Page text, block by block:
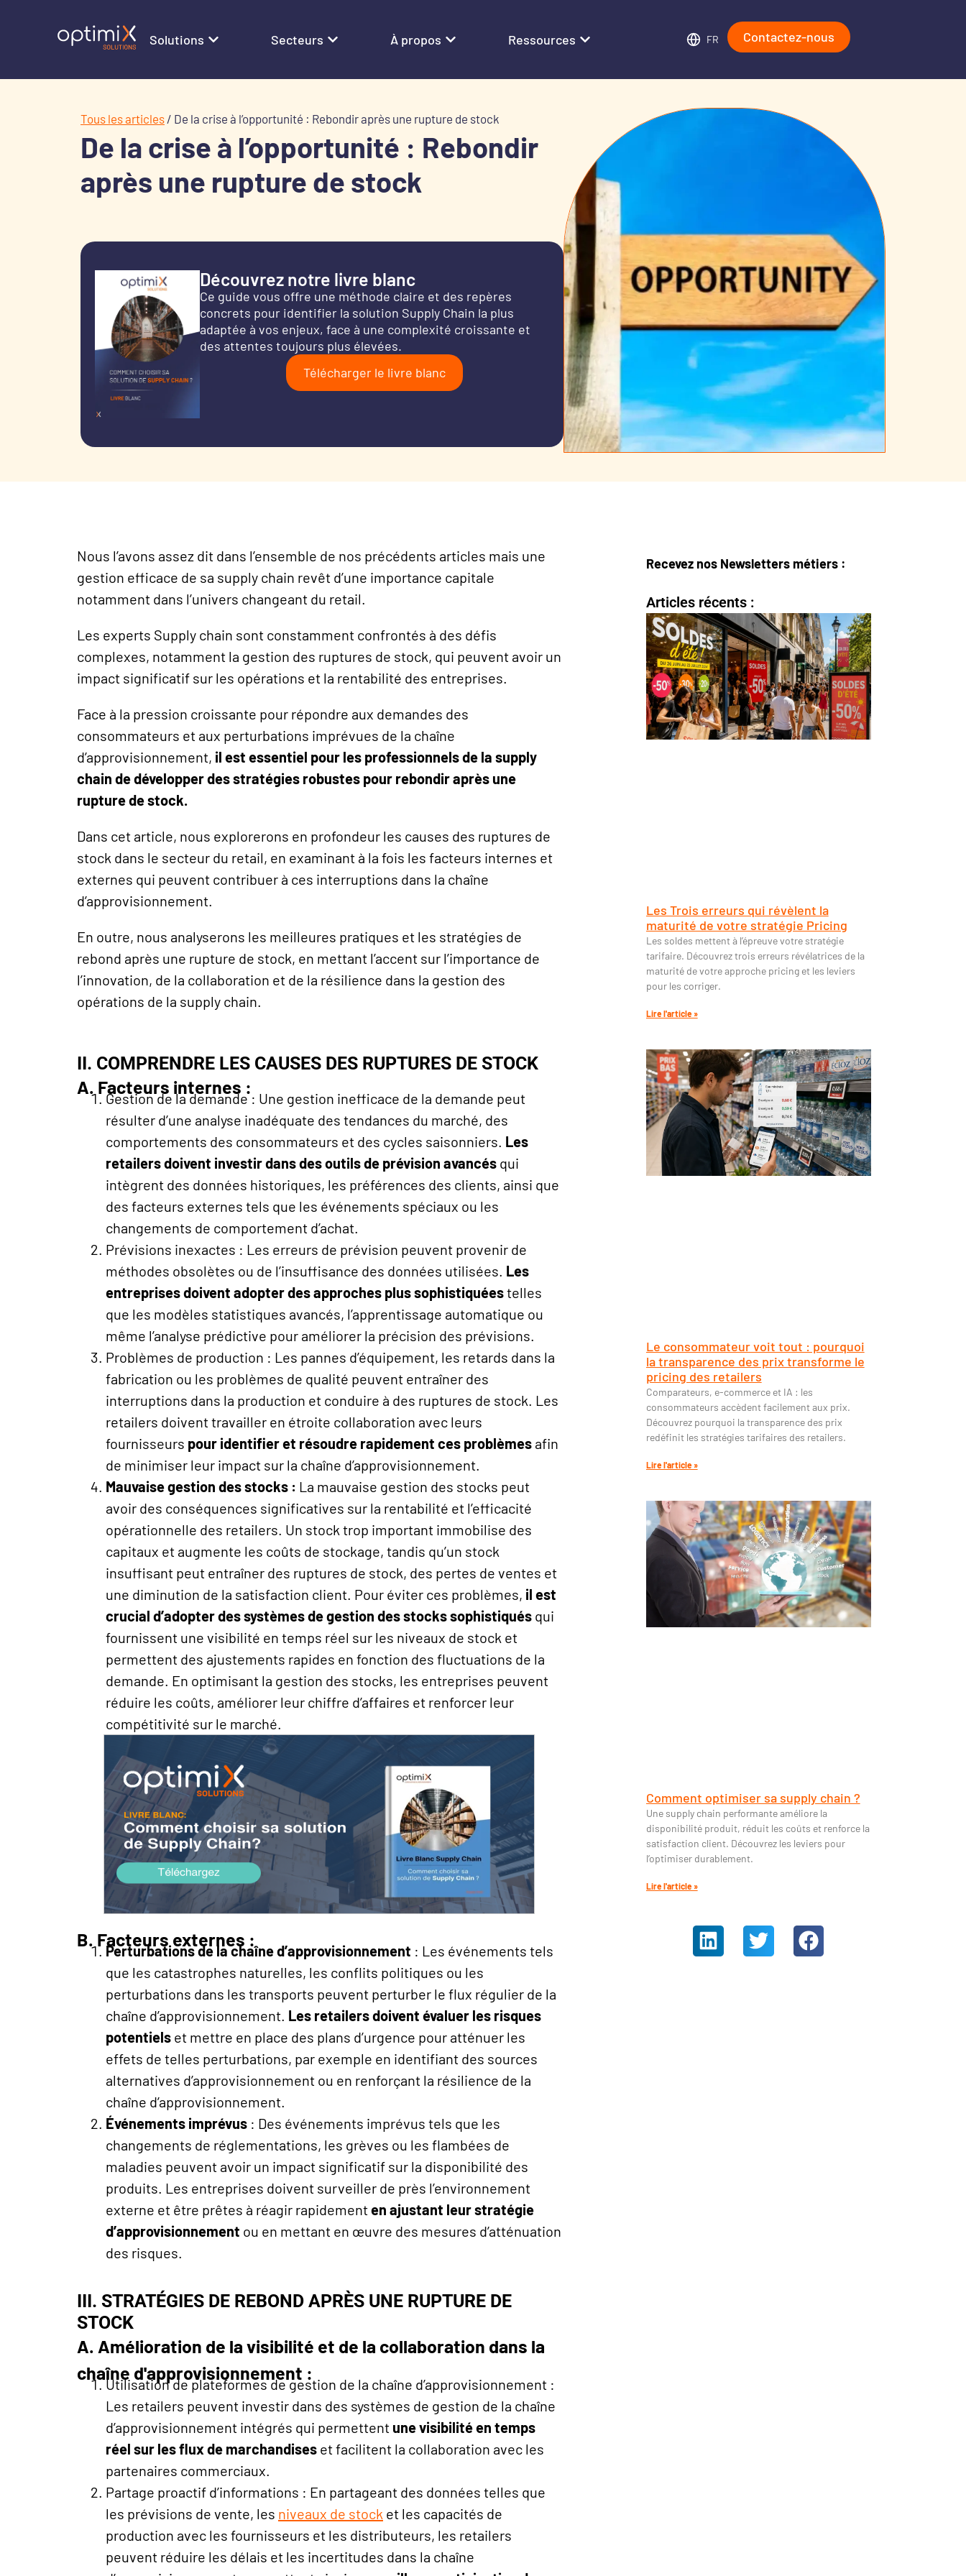
Solutions Secteurs À propos Ressources FR Contactez-nous
Tous les articles / De la crise à l’opportunité : Rebondir après une rupture de stock
De la crise à l’opportunité : Rebondir
après une rupture de stock
Découvrez notre livre blanc
Ce guide vous offre une méthode claire et des repères
concrets pour identifier la solution Supply Chain la plus
adaptée à vos enjeux, face à une complexité croissante et
des attentes toujours plus élevées.
Télécharger le livre blanc
Nous l’avons assez dit dans l’ensemble de nos précédents articles mais une
gestion efficace de sa supply chain revêt d’une importance capitale
notamment dans l’univers changeant du retail.
Les experts Supply chain sont constamment confrontés à des défis
complexes, notamment la gestion des ruptures de stock, qui peuvent avoir un
impact significatif sur les opérations et la rentabilité des entreprises.
Face à la pression croissante pour répondre aux demandes des
consommateurs et aux perturbations imprévues de la chaîne
d’approvisionnement, il est essentiel pour les professionnels de la supply
chain de développer des stratégies robustes pour rebondir après une
rupture de stock.
Dans cet article, nous explorerons en profondeur les causes des ruptures de
stock dans le secteur du retail, en examinant à la fois les facteurs internes et
externes qui peuvent contribuer à ces interruptions dans la chaîne
d’approvisionnement.
En outre, nous analyserons les meilleures pratiques et les stratégies de
rebond après une rupture de stock, en mettant l’accent sur l’importance de
l’innovation, de la collaboration et de la résilience dans la gestion des
opérations de la supply chain.
II. COMPRENDRE LES CAUSES DES RUPTURES DE STOCK
A. Facteurs internes :
Gestion de la demande : Une gestion inefficace de la demande peut
résulter d’une analyse inadéquate des tendances du marché, des
comportements des consommateurs et des cycles saisonniers. Les
retailers doivent investir dans des outils de prévision avancés qui
intègrent des données historiques, les préférences des clients, ainsi que
des facteurs externes tels que les événements spéciaux ou les
changements de comportement d’achat.
Prévisions inexactes : Les erreurs de prévision peuvent provenir de
méthodes obsolètes ou de l’insuffisance des données utilisées. Les
entreprises doivent adopter des approches plus sophistiquéestelles
que les modèles statistiques avancés, l’apprentissage automatique ou
même l’analyse prédictive pour améliorer la précision des prévisions.
Problèmes de production : Les pannes d’équipement, les retards dans la
fabrication ou les problèmes de qualité peuvent entraîner des
interruptions dans la production et conduire à des ruptures de stock. Les
retailers doivent travailler en étroite collaboration avec leurs
fournisseurs pour identifier et résoudre rapidement ces problèmes afin
de minimiser leur impact sur la chaîne d’approvisionnement.
Mauvaise gestion des stocks : La mauvaise gestion des stocks peut
avoir des conséquences significatives sur la rentabilité et l’efficacité
opérationnelle des retailers. Un stock trop important immobilise des
capitaux et augmente les coûts de stockage, tandis qu’un stock
insuffisant peut entraîner des ruptures de stock, des pertes de ventes et
une diminution de la satisfaction client. Pour éviter ces problèmes, il est
crucial d’adopter des systèmes de gestion des stocks sophistiqués qui
fournissent une visibilité en temps réel sur les niveaux de stock et
permettent des ajustements rapides en fonction des fluctuations de la
demande. En optimisant la gestion des stocks, les entreprises peuvent
réduire les coûts, améliorer leur chiffre d’affaires et renforcer leur
compétitivité sur le marché.
B. Facteurs externes :
Perturbations de la chaîne d’approvisionnement : Les événements tels
que les catastrophes naturelles, les conflits politiques ou les
perturbations dans les transports peuvent perturber le flux régulier de la
chaîne d’approvisionnement. Les retailers doivent évaluer les risques
potentiels et mettre en place des plans d’urgence pour atténuer les
effets de telles perturbations, par exemple en identifiant des sources
alternatives d’approvisionnement ou en renforçant la résilience de la
chaîne d’approvisionnement.
Événements imprévus : Des événements imprévus tels que les
changements de réglementations, les grèves ou les flambées de
maladies peuvent avoir un impact significatif sur la disponibilité des
produits. Les entreprises doivent surveiller de près l’environnement
externe et être prêtes à réagir rapidementen ajustant leur stratégie
d’approvisionnement ou en mettant en œuvre des mesures d’atténuation
des risques.
III. STRATÉGIES DE REBOND APRÈS UNE RUPTURE DE
STOCK
A. Amélioration de la visibilité et de la collaboration dans la
chaîne d'approvisionnement :
Utilisation de plateformes de gestion de la chaîne d’approvisionnement :
Les retailers peuvent investir dans des systèmes de gestion de la chaîne
d’approvisionnement intégrés qui permettent une visibilité en temps
réel sur les flux de marchandises et facilitent la collaboration avec les
partenaires commerciaux.
Partage proactif d’informations : En partageant des données telles que
les prévisions de vente, les niveaux de stock et les capacités de
production avec les fournisseurs et les distributeurs, les retailers
peuvent réduire les délais et les incertitudes dans la chaîne
Recevez nos Newsletters métiers :
Articles récents :
Les Trois erreurs qui révèlent la
maturité de votre stratégie Pricing
Les soldes mettent à l’épreuve votre stratégie
tarifaire. Découvrez trois erreurs révélatrices de la
maturité de votre approche pricing et les leviers
pour les corriger.
Lire l'article »
Le consommateur voit tout : pourquoi
la transparence des prix transforme le
pricing des retailers
Comparateurs, e-commerce et IA : les
consommateurs accèdent facilement aux prix.
Découvrez pourquoi la transparence des prix
redéfinit les stratégies tarifaires des retailers.
Lire l'article »
Comment optimiser sa supply chain ?
Une supply chain performante améliore la
disponibilité produit, réduit les coûts et renforce la
satisfaction client. Découvrez les leviers pour
l’optimiser durablement.
Lire l'article »